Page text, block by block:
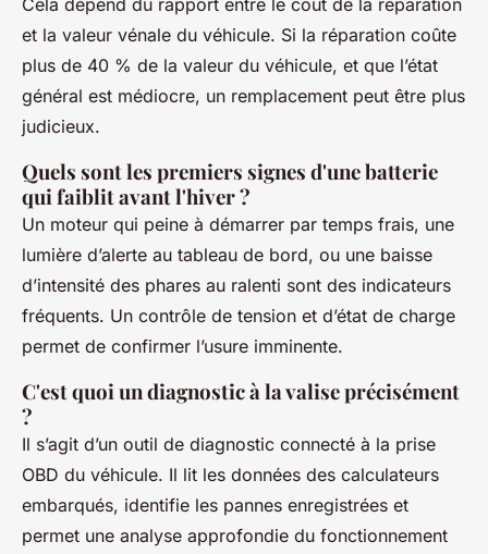
Cela dépend du rapport entre le coût de la réparation
et la valeur vénale du véhicule. Si la réparation coûte
plus de 40 % de la valeur du véhicule, et que l’état
général est médiocre, un remplacement peut être plus
judicieux.
Quels sont les premiers signes d'une batterie
qui faiblit avant l'hiver ?
Un moteur qui peine à démarrer par temps frais, une
lumière d’alerte au tableau de bord, ou une baisse
d’intensité des phares au ralenti sont des indicateurs
fréquents. Un contrôle de tension et d’état de charge
permet de confirmer l’usure imminente.
C'est quoi un diagnostic à la valise précisément
?
Il s’agit d’un outil de diagnostic connecté à la prise
OBD du véhicule. Il lit les données des calculateurs
embarqués, identifie les pannes enregistrées et
permet une analyse approfondie du fonctionnement